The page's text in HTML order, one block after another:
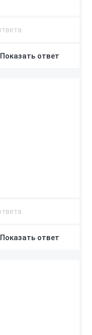
Показать ответ
Показать ответ